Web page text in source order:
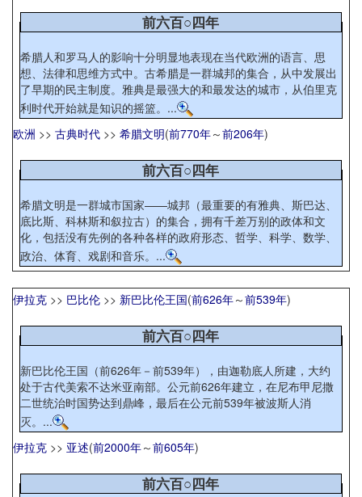
前六百○四年
希腊人和罗马人的影响十分明显地表现在当代欧洲的语言、思
想、法律和思维方式中。古希腊是一群城邦的集合，从中发展出
了早期的民主制度。雅典是最强大的和最发达的城市，从伯里克
利时代开始就是知识的摇篮。...
欧洲 >> 古典时代 >> 希腊文明(前770年～前206年)
前六百○四年
希腊文明是一群城市国家——城邦（最重要的有雅典、斯巴达、
底比斯、科林斯和叙拉古）的集合，拥有千差万别的政体和文
化，包括没有先例的各种各样的政府形态、哲学、科学、数学、
政治、体育、戏剧和音乐。...
伊拉克 >> 巴比伦 >> 新巴比伦王国(前626年～前539年)
前六百○四年
新巴比伦王国（前626年－前539年），由迦勒底人所建，大约
处于古代美索不达米亚南部。公元前626年建立，在尼布甲尼撒
二世统治时国势达到鼎峰，最后在公元前539年被波斯人消
灭。...
伊拉克 >> 亚述(前2000年～前605年)
前六百○四年